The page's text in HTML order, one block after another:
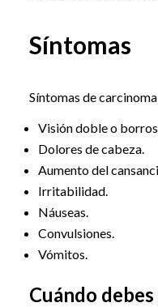
Síntomas
Síntomas de
Visión doble o
Dolores de cabeza.
Aumento del
Irritabilidad.
Náuseas.
Convulsiones.
Vómitos.
Cuándo